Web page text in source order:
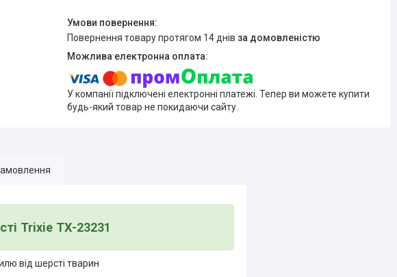
повернення товару протягом 14 днів за домовленістю
У компанії підключені електронні платежі. Тепер ви можете купити
будь-який товар не покидаючи сайту.
Trixie TX-23231
від шерсті тварин